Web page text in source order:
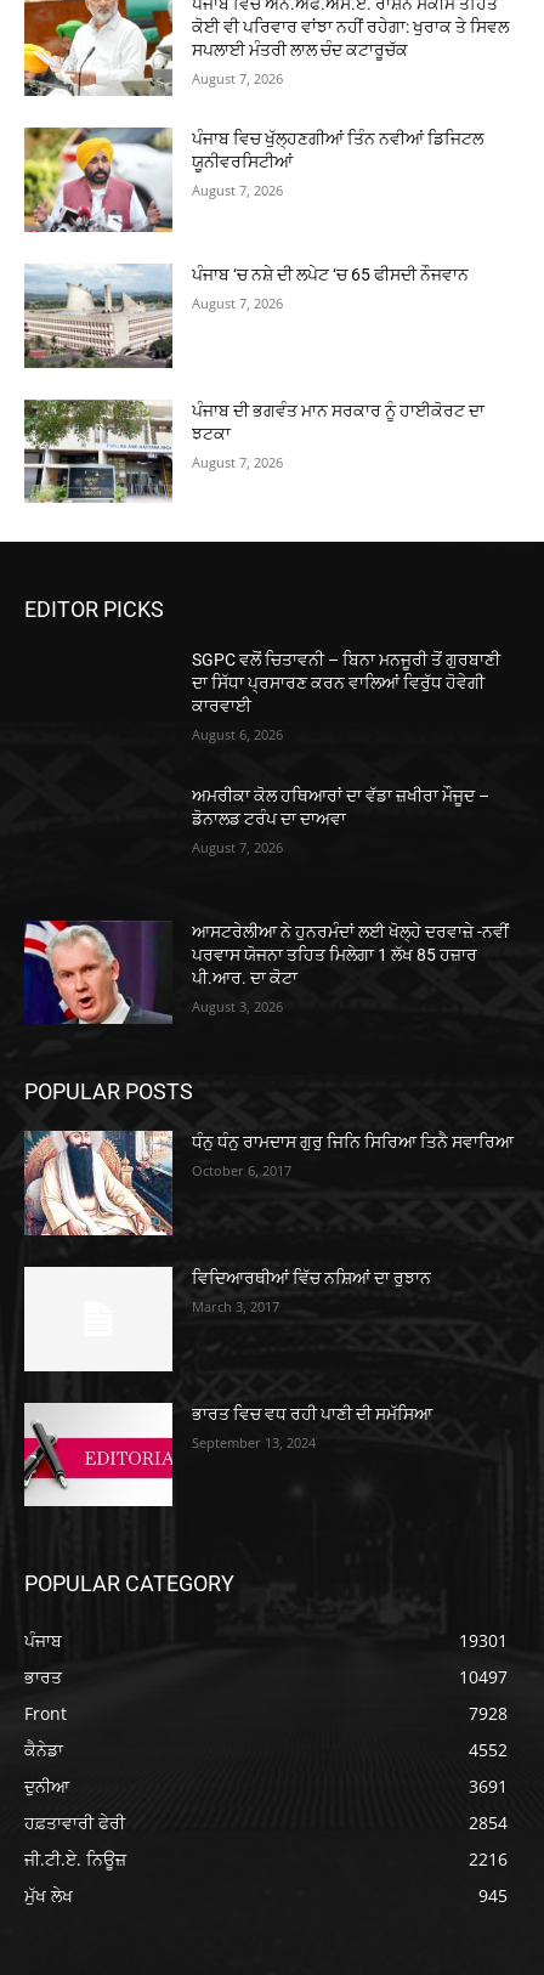
ਕੋਈ ਵੀ ਪਰਿਵਾਰ ਵਾਂਝਾ ਨਹੀਂ ਰਹੇਗਾ: ਖੁਰਾਕ ਤੇ ਸਿਵਲ
ਸਪਲਾਈ ਮੰਤਰੀ ਲਾਲ ਚੰਦ ਕਟਾਰੂਚੱਕ
August 7, 2026
ਪੰਜਾਬ ਵਿਚ ਖੁੱਲ੍ਹਣਗੀਆਂ ਤਿੰਨ ਨਵੀਆਂ ਡਿਜਿਟਲ
ਯੂਨੀਵਰਸਿਟੀਆਂ
August 7, 2026
ਪੰਜਾਬ ‘ਚ ਨਸ਼ੇ ਦੀ ਲਪੇਟ ‘ਚ 65 ਫੀਸਦੀ ਨੌਜਵਾਨ
August 7, 2026
ਪੰਜਾਬ ਦੀ ਭਗਵੰਤ ਮਾਨ ਸਰਕਾਰ ਨੂੰ ਹਾਈਕੋਰਟ ਦਾ
ਝਟਕਾ
August 7, 2026
EDITOR PICKS
SGPC ਵਲੋਂ ਚਿਤਾਵਨੀ – ਬਿਨਾ ਮਨਜੂਰੀ ਤੋਂ ਗੁਰਬਾਣੀ
ਦਾ ਸਿੱਧਾ ਪ੍ਰਸਾਰਣ ਕਰਨ ਵਾਲਿਆਂ ਵਿਰੁੱਧ ਹੋਵੇਗੀ
ਕਾਰਵਾਈ
August 6, 2026
ਅਮਰੀਕਾ ਕੋਲ ਹਥਿਆਰਾਂ ਦਾ ਵੱਡਾ ਜ਼ਖੀਰਾ ਮੌਜੂਦ –
ਡੋਨਾਲਡ ਟਰੰਪ ਦਾ ਦਾਅਵਾ
August 7, 2026
ਆਸਟਰੇਲੀਆ ਨੇ ਹੁਨਰਮੰਦਾਂ ਲਈ ਖੋਲ੍ਹੇ ਦਰਵਾਜ਼ੇ -ਨਵੀਂ
ਪਰਵਾਸ ਯੋਜਨਾ ਤਹਿਤ ਮਿਲੇਗਾ 1 ਲੱਖ 85 ਹਜ਼ਾਰ
ਪੀ.ਆਰ. ਦਾ ਕੋਟਾ
August 3, 2026
POPULAR POSTS
ਧੰਨੁ ਧੰਨੁ ਰਾਮਦਾਸ ਗੁਰੁ ਜਿਨਿ ਸਿਰਿਆ ਤਿਨੈ ਸਵਾਰਿਆ
October 6, 2017
ਵਿਦਿਆਰਥੀਆਂ ਵਿੱਚ ਨਸ਼ਿਆਂ ਦਾ ਰੁਝਾਨ
March 3, 2017
ਭਾਰਤ ਵਿਚ ਵਧ ਰਹੀ ਪਾਣੀ ਦੀ ਸਮੱਸਿਆ
September 13, 2024
POPULAR CATEGORY
ਪੰਜਾਬ
19301
ਭਾਰਤ
10497
Front
7928
ਕੈਨੇਡਾ
4552
ਦੁਨੀਆ
3691
ਹਫ਼ਤਾਵਾਰੀ ਫੇਰੀ
2854
ਜੀ.ਟੀ.ਏ. ਨਿਊਜ਼
2216
ਮੁੱਖ ਲੇਖ
945